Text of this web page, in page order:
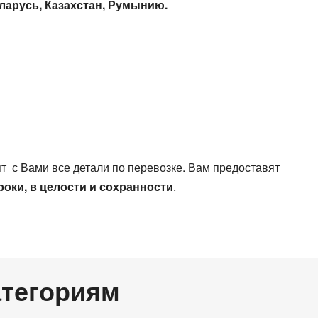
Казахстан, Румынию.
с Вами все детали по перевозке. Вам предоставят
в целости и сохранности.